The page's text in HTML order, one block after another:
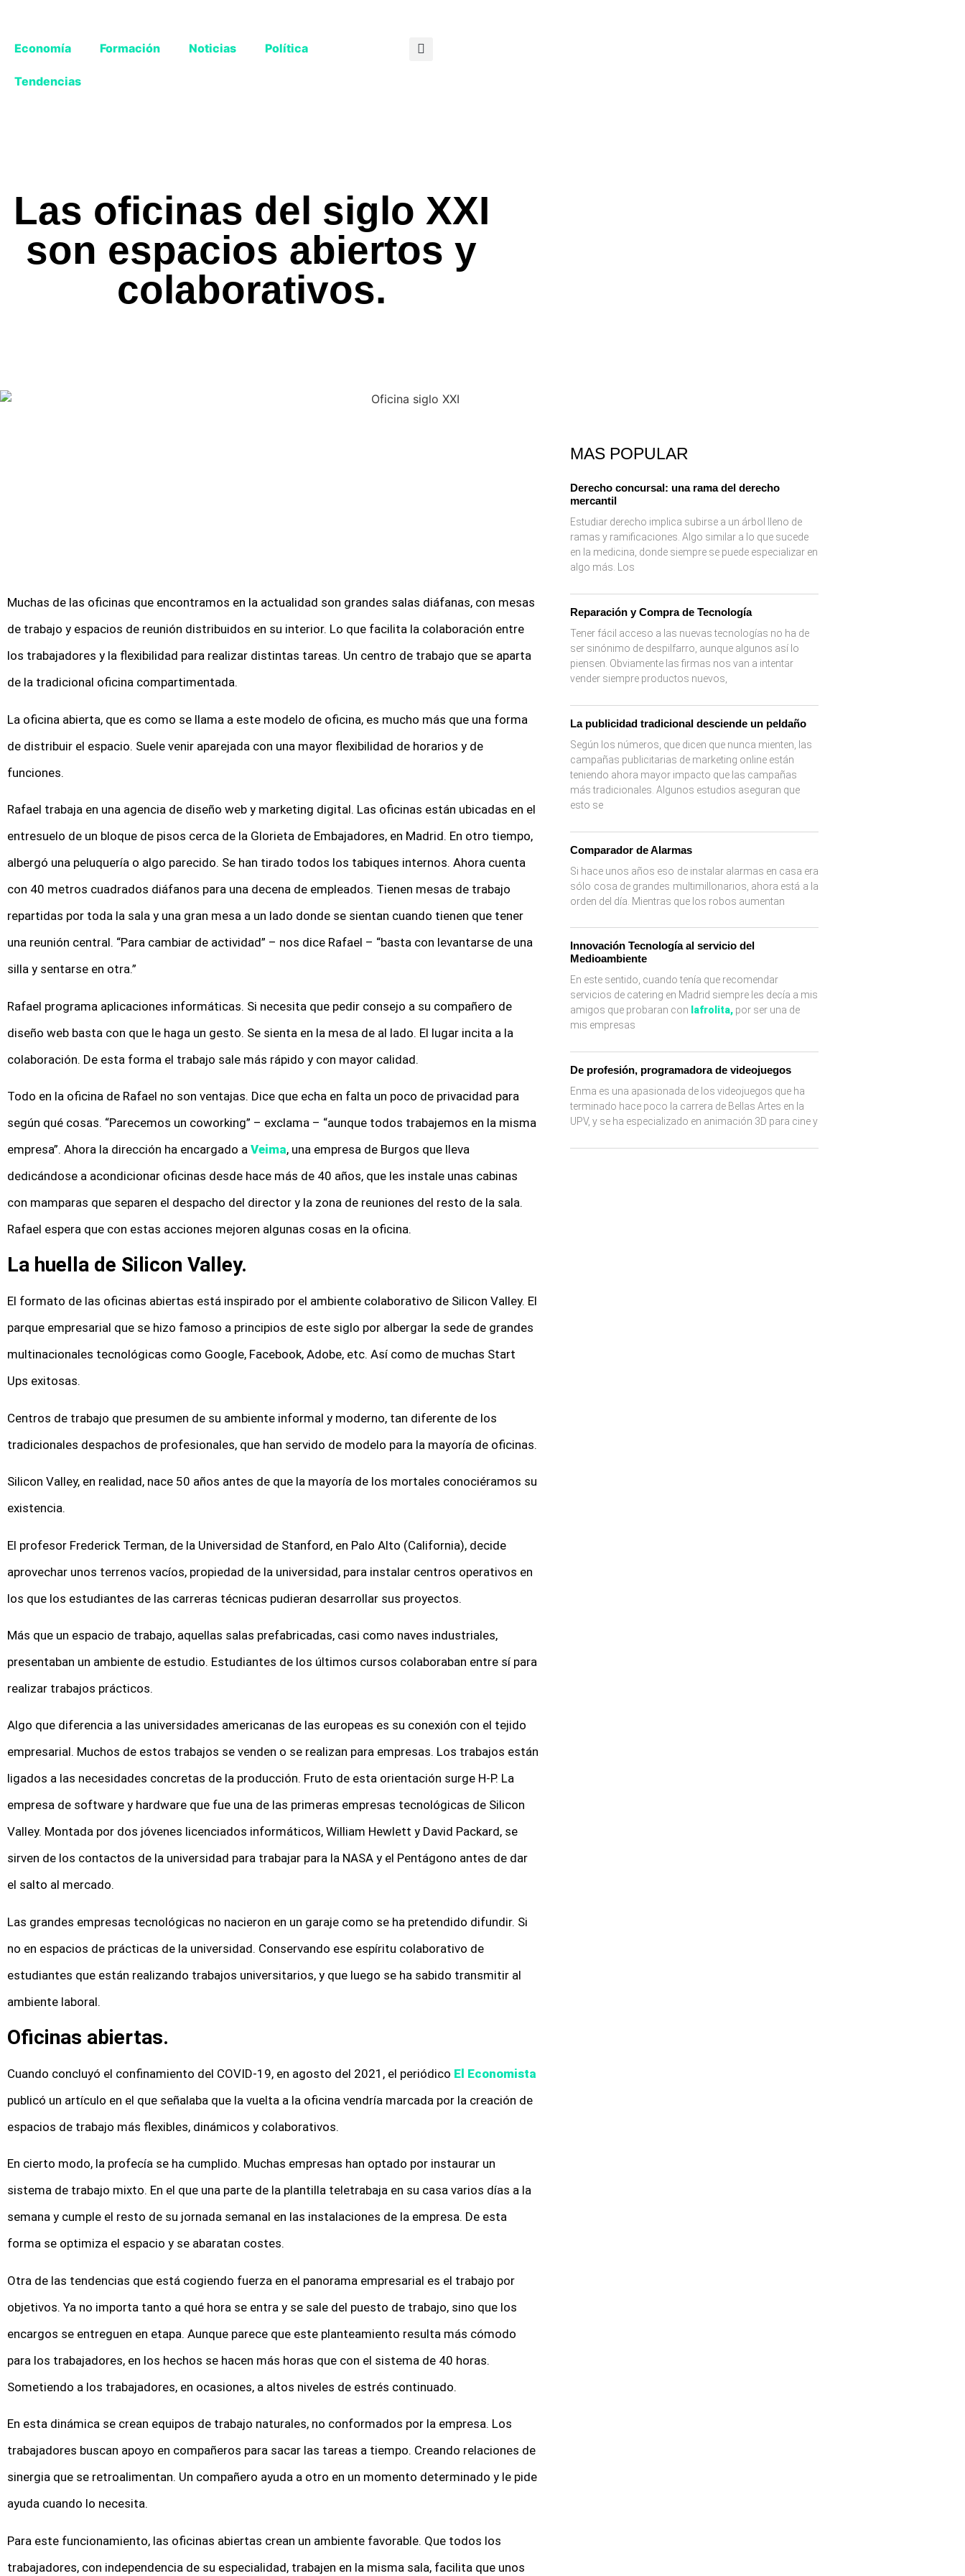
Economía Formación Noticias Política
Tendencias
Las oficinas del siglo XXI
son espacios abiertos y
colaborativos.
Muchas de las oficinas que encontramos en la actualidad son grandes salas diáfanas, con mesas
de trabajo y espacios de reunión distribuidos en su interior. Lo que facilita la colaboración entre
los trabajadores y la flexibilidad para realizar distintas tareas. Un centro de trabajo que se aparta
de la tradicional oficina compartimentada.
La oficina abierta, que es como se llama a este modelo de oficina, es mucho más que una forma
de distribuir el espacio. Suele venir aparejada con una mayor flexibilidad de horarios y de
funciones.
Rafael trabaja en una agencia de diseño web y marketing digital. Las oficinas están ubicadas en el
entresuelo de un bloque de pisos cerca de la Glorieta de Embajadores, en Madrid. En otro tiempo,
albergó una peluquería o algo parecido. Se han tirado todos los tabiques internos. Ahora cuenta
con 40 metros cuadrados diáfanos para una decena de empleados. Tienen mesas de trabajo
repartidas por toda la sala y una gran mesa a un lado donde se sientan cuando tienen que tener
una reunión central. “Para cambiar de actividad” – nos dice Rafael – “basta con levantarse de una
silla y sentarse en otra.”
Rafael programa aplicaciones informáticas. Si necesita que pedir consejo a su compañero de
diseño web basta con que le haga un gesto. Se sienta en la mesa de al lado. El lugar incita a la
colaboración. De esta forma el trabajo sale más rápido y con mayor calidad.
Todo en la oficina de Rafael no son ventajas. Dice que echa en falta un poco de privacidad para
según qué cosas. “Parecemos un coworking” – exclama – “aunque todos trabajemos en la misma
empresa”. Ahora la dirección ha encargado a Veima, una empresa de Burgos que lleva
dedicándose a acondicionar oficinas desde hace más de 40 años, que les instale unas cabinas
con mamparas que separen el despacho del director y la zona de reuniones del resto de la sala.
Rafael espera que con estas acciones mejoren algunas cosas en la oficina.
La huella de Silicon Valley.
El formato de las oficinas abiertas está inspirado por el ambiente colaborativo de Silicon Valley. El
parque empresarial que se hizo famoso a principios de este siglo por albergar la sede de grandes
multinacionales tecnológicas como Google, Facebook, Adobe, etc. Así como de muchas Start
Ups exitosas.
Centros de trabajo que presumen de su ambiente informal y moderno, tan diferente de los
tradicionales despachos de profesionales, que han servido de modelo para la mayoría de oficinas.
Silicon Valley, en realidad, nace 50 años antes de que la mayoría de los mortales conociéramos su
existencia.
El profesor Frederick Terman, de la Universidad de Stanford, en Palo Alto (California), decide
aprovechar unos terrenos vacíos, propiedad de la universidad, para instalar centros operativos en
los que los estudiantes de las carreras técnicas pudieran desarrollar sus proyectos.
Más que un espacio de trabajo, aquellas salas prefabricadas, casi como naves industriales,
presentaban un ambiente de estudio. Estudiantes de los últimos cursos colaboraban entre sí para
realizar trabajos prácticos.
Algo que diferencia a las universidades americanas de las europeas es su conexión con el tejido
empresarial. Muchos de estos trabajos se venden o se realizan para empresas. Los trabajos están
ligados a las necesidades concretas de la producción. Fruto de esta orientación surge H-P. La
empresa de software y hardware que fue una de las primeras empresas tecnológicas de Silicon
Valley. Montada por dos jóvenes licenciados informáticos, William Hewlett y David Packard, se
sirven de los contactos de la universidad para trabajar para la NASA y el Pentágono antes de dar
el salto al mercado.
Las grandes empresas tecnológicas no nacieron en un garaje como se ha pretendido difundir. Si
no en espacios de prácticas de la universidad. Conservando ese espíritu colaborativo de
estudiantes que están realizando trabajos universitarios, y que luego se ha sabido transmitir al
ambiente laboral.
Oficinas abiertas.
Cuando concluyó el confinamiento del COVID-19, en agosto del 2021, el periódico El Economista
publicó un artículo en el que señalaba que la vuelta a la oficina vendría marcada por la creación de
espacios de trabajo más flexibles, dinámicos y colaborativos.
En cierto modo, la profecía se ha cumplido. Muchas empresas han optado por instaurar un
sistema de trabajo mixto. En el que una parte de la plantilla teletrabaja en su casa varios días a la
semana y cumple el resto de su jornada semanal en las instalaciones de la empresa. De esta
forma se optimiza el espacio y se abaratan costes.
Otra de las tendencias que está cogiendo fuerza en el panorama empresarial es el trabajo por
objetivos. Ya no importa tanto a qué hora se entra y se sale del puesto de trabajo, sino que los
encargos se entreguen en etapa. Aunque parece que este planteamiento resulta más cómodo
para los trabajadores, en los hechos se hacen más horas que con el sistema de 40 horas.
Sometiendo a los trabajadores, en ocasiones, a altos niveles de estrés continuado.
En esta dinámica se crean equipos de trabajo naturales, no conformados por la empresa. Los
trabajadores buscan apoyo en compañeros para sacar las tareas a tiempo. Creando relaciones de
sinergia que se retroalimentan. Un compañero ayuda a otro en un momento determinado y le pide
ayuda cuando lo necesita.
Para este funcionamiento, las oficinas abiertas crean un ambiente favorable. Que todos los
trabajadores, con independencia de su especialidad, trabajen en la misma sala, facilita que unos
MAS POPULAR
Derecho concursal: una rama del derecho
mercantil
Estudiar derecho implica subirse a un árbol lleno de
ramas y ramificaciones. Algo similar a lo que sucede
en la medicina, donde siempre se puede especializar en
algo más. Los
Reparación y Compra de Tecnología
Tener fácil acceso a las nuevas tecnologías no ha de
ser sinónimo de despilfarro, aunque algunos así lo
piensen. Obviamente las firmas nos van a intentar
vender siempre productos nuevos,
La publicidad tradicional desciende un peldaño
Según los números, que dicen que nunca mienten, las
campañas publicitarias de marketing online están
teniendo ahora mayor impacto que las campañas
más tradicionales. Algunos estudios aseguran que
esto se
Comparador de Alarmas
Si hace unos años eso de instalar alarmas en casa era
sólo cosa de grandes multimillonarios, ahora está a la
orden del día. Mientras que los robos aumentan
Innovación Tecnología al servicio del
Medioambiente
En este sentido, cuando tenía que recomendar
servicios de catering en Madrid siempre les decía a mis
amigos que probaran con lafrolita, por ser una de
mis empresas
De profesión, programadora de videojuegos
Enma es una apasionada de los videojuegos que ha
terminado hace poco la carrera de Bellas Artes en la
UPV, y se ha especializado en animación 3D para cine y